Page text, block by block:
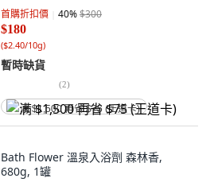
首購折扣價 40%$300
$180
($2.40/10g)
暫時缺貨
(2)
满 $1,500 再省 $75 (王道卡)
Bath Flower 溫泉入浴劑 森林香,
680g, 1罐